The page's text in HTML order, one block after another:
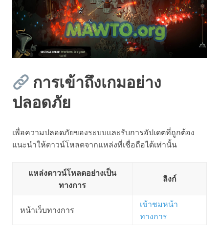
การเข้าถึงเกมอย่าง
ปลอดภัย
เพื่อความปลอดภัยของระบบและรับการอัปเดตที่ถูกต้อง
แนะนำให้ดาวน์โหลดจากแหล่งที่เชื่อถือได้เท่านั้น
แหล่งดาวน์โหลดอย่างเป็น
ทางการ
ลิงก์
หน้าเว็บทางการ
เข้าชมหน้า
ทางการ